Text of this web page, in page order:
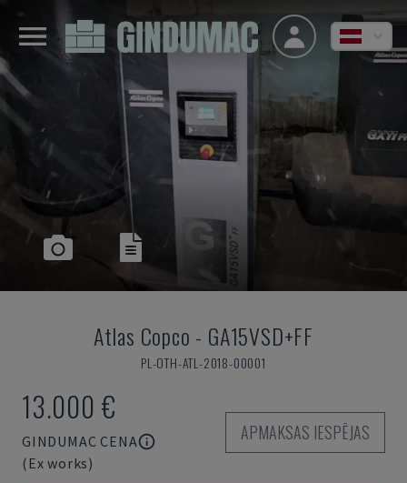
Atlas Copco - GA15VSD+FF
PL-OTH-ATL-2018-00001
13.000 €
GINDUMAC CENA
(Ex works)
APMAKSAS IESPĒJAS